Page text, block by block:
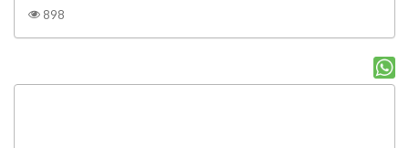
898